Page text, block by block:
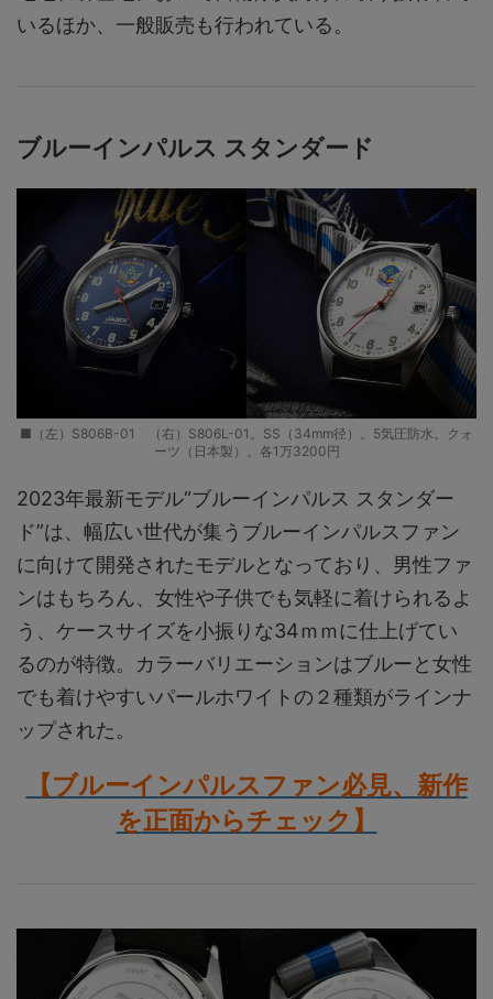
いるほか、一般販売も行われている。
ブルーインパルス スタンダード
■（左）S806B-01 （右）S806L-01。SS（34mm径）。5気圧防水。クォ
ーツ（日本製）。各1万3200円
2023年最新モデル“ブルーインパルス スタンダー
ド”は、幅広い世代が集うブルーインパルスファン
に向けて開発されたモデルとなっており、男性ファ
ンはもちろん、女性や子供でも気軽に着けられるよ
う、ケースサイズを小振りな34ｍｍに仕上げてい
るのが特徴。カラーバリエーションはブルーと女性
でも着けやすいパールホワイトの２種類がラインナ
ップされた。
【ブルーインパルスファン必見、新作
を正面からチェック】